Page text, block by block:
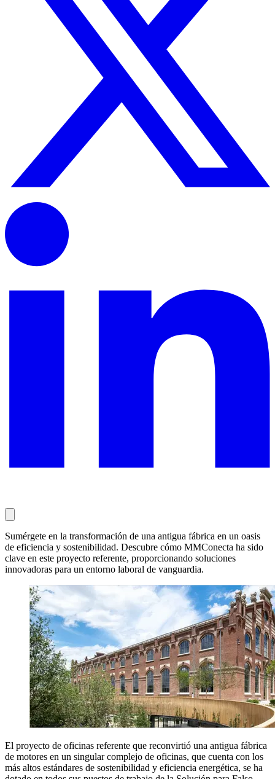
Sumérgete en la transformación de una antigua fábrica en un oasis
de eficiencia y sostenibilidad. Descubre cómo MMConecta ha sido
clave en este proyecto referente, proporcionando soluciones
innovadoras para un entorno laboral de vanguardia.
El proyecto de oficinas referente que reconvirtió una antigua fábrica
de motores en un singular complejo de oficinas, que cuenta con los
más altos estándares de sostenibilidad y eficiencia energética, se ha